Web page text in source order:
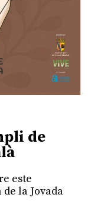
de
este
la Jovada